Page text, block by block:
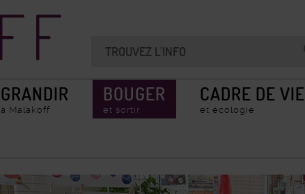
GRANDIR
à Malakoff
BOUGER
et sortir
CADRE DE VIE
et écologie